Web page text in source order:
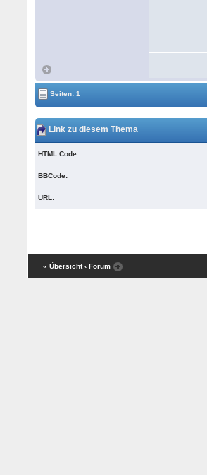
Seiten: 1
Link zu diesem Thema
HTML Code:
BBCode:
URL:
« Übersicht ‹ Forum